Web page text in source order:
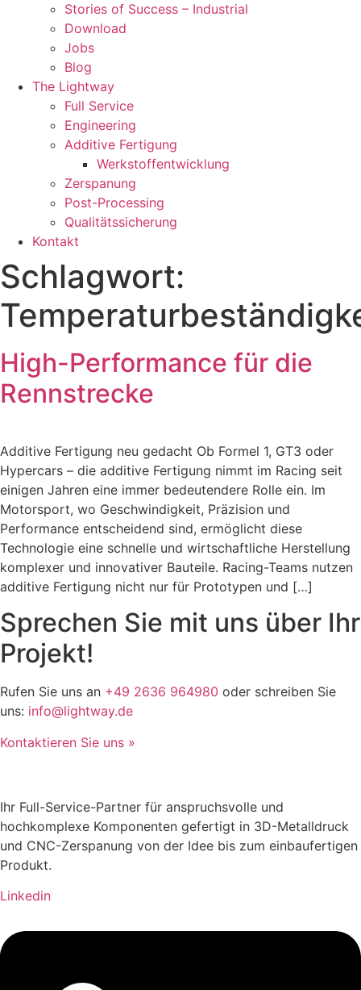
Stories of Success – Industrial
Download
Jobs
Blog
The Lightway
Full Service
Engineering
Additive Fertigung
Werkstoffentwicklung
Zerspanung
Post-Processing
Qualitätssicherung
Kontakt
Schlagwort:
High-Performance für die
Rennstrecke
Additive Fertigung neu gedacht Ob Formel 1, GT3 oder
Hypercars – die additive Fertigung nimmt im Racing seit
einigen Jahren eine immer bedeutendere Rolle ein. Im
Motorsport, wo Geschwindigkeit, Präzision und
Performance entscheidend sind, ermöglicht diese
Technologie eine schnelle und wirtschaftliche Herstellung
komplexer und innovativer Bauteile. Racing-Teams nutzen
additive Fertigung nicht nur für Prototypen und […]
Sprechen Sie mit uns über Ihr
Projekt!
Rufen Sie uns an +49 2636 964980 oder schreiben Sie
uns: info@lightway.de
Kontaktieren Sie uns »
Ihr Full-Service-Partner für anspruchsvolle und
hochkomplexe Komponenten gefertigt in 3D-Metalldruck
und CNC-Zerspanung von der Idee bis zum einbaufertigen
Produkt.
Linkedin